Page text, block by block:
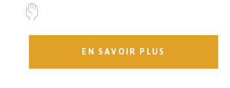
EN SAVOIR PLUS